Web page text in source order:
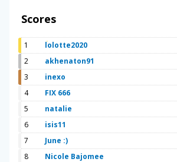
Scores
1 lolotte2020
2
akhenaton91
3
inexo
4
FIX 666
5
natalie
6
isis11
7
June :)
8
Nicole Bajomee